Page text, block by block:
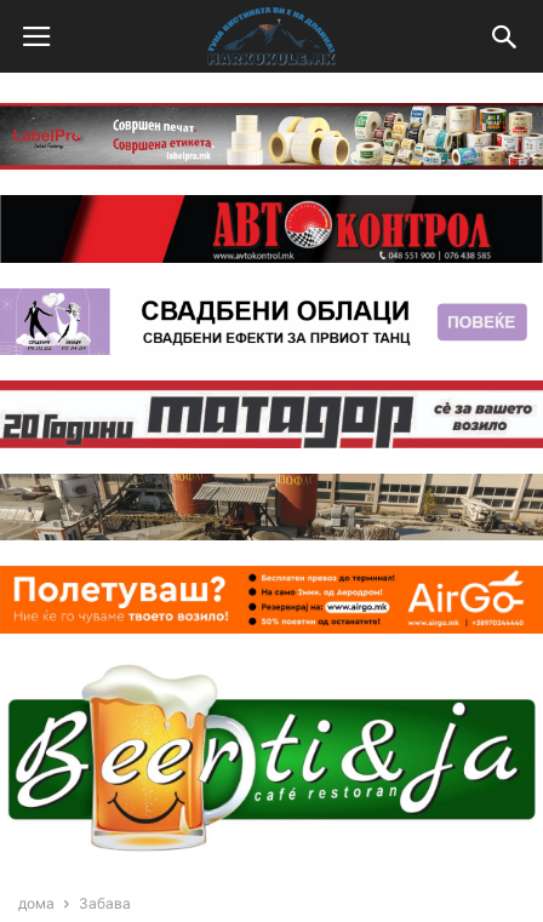
дома Забава